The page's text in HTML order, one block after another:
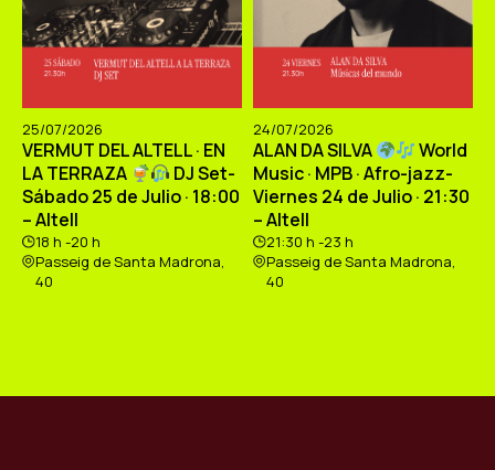
25/07/2026
VERMUT DEL ALTELL · EN
LA TERRAZA
DJ Set-
Sábado 25 de Julio · 18:00
– Altell
18 h -20 h
Passeig de Santa Madrona,
40
24/07/2026
ALAN DA SILVA
World
Music · MPB · Afro-jazz-
Viernes 24 de Julio · 21:30
– Altell
21:30 h -23 h
Passeig de Santa Madrona,
40